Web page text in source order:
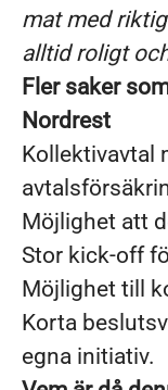
mat med
alltid roligt
Fler saker
Nordrest
Kollektivavtal
Möjlighet att
Stor kick-off
Möjlighet till
Korta
egna initiativ.